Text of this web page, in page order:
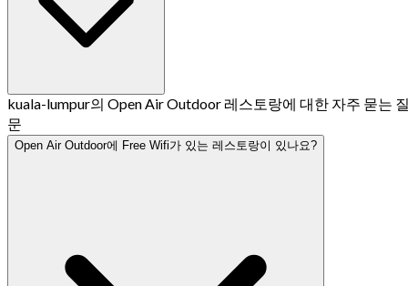
kuala-lumpur의 Open Air Outdoor 레스토랑에 대한 자주 묻는
문
Open Air Outdoor에 Free Wifi가 있는 레스토랑이 있나요?